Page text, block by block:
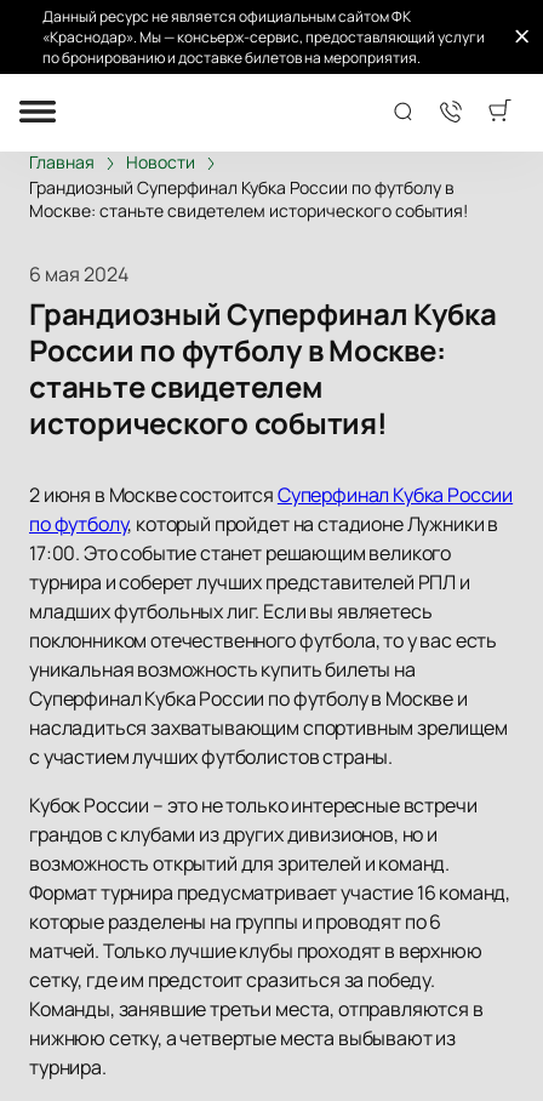
Данный ресурс не является официальным сайтом ФК
«Краснодар». Мы — консьерж-сервис, предоставляющий услуги
по бронированию и доставке билетов на мероприятия.
Главная
Новости
Грандиозный Суперфинал Кубка России по футболу в
Москве: станьте свидетелем исторического события!
6 мая 2024
Грандиозный Суперфинал Кубка
России по футболу в Москве:
станьте свидетелем
исторического события!
2 июня в Москве состоитсяСуперфинал Кубка России
по футболу, который пройдет на стадионе Лужники в
17:00. Это событие станет решающим великого
турнира и соберет лучших представителей РПЛ и
младших футбольных лиг. Если вы являетесь
поклонником отечественного футбола, то у вас есть
уникальная возможность купить билеты на
Суперфинал Кубка России по футболу в Москве и
насладиться захватывающим спортивным зрелищем
с участием лучших футболистов страны.
Кубок России – это не только интересные встречи
грандов с клубами из других дивизионов, но и
возможность открытий для зрителей и команд.
Формат турнира предусматривает участие 16 команд,
которые разделены на группы и проводят по 6
матчей. Только лучшие клубы проходят в верхнюю
сетку, где им предстоит сразиться за победу.
Команды, занявшие третьи места, отправляются в
нижнюю сетку, а четвертые места выбывают из
турнира.